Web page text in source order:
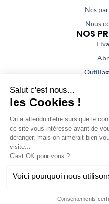
Nos
Nous
NOS
NOS
Aspiration /